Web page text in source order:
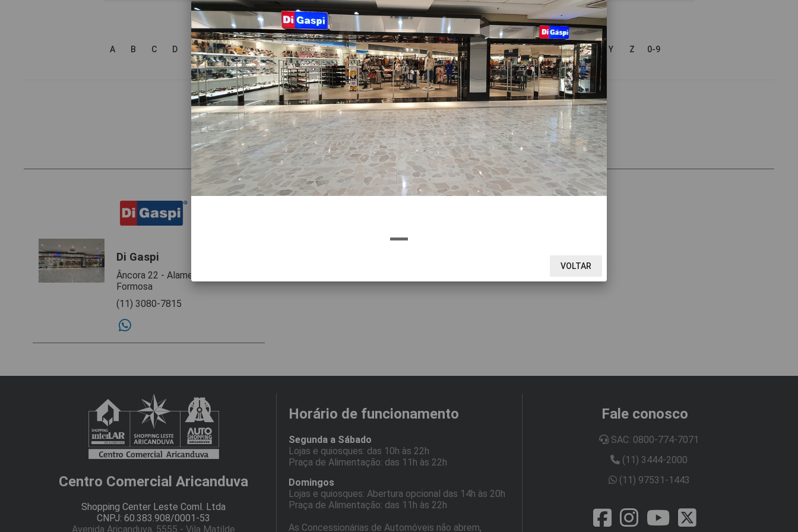
Ou encontre a loja pela letra inicial
A B C D E F G H I J K L M N O P Q R S T U V W X Y Z 0-9
VEJA O QUE ENCONTRAMOS
1
LOJAS
0
CINEMA
0
VITRINE
Di Gaspi
Âncora 22 - Alameda Vila
Formosa
(11) 3080-7815
Centro Comercial Aricanduva
Shopping Center Leste Coml. Ltda
CNPJ: 60.383.908/0001-53
Avenida Aricanduva, 5555 - Vila Matilde
Horário de funcionamento
Segunda a Sábado
Lojas e quiosques: das 10h às 22h
Praça de Alimentação: das 11h às 22h
Domingos
Lojas e quiosques: Abertura opcional das 14h às 20h
Praça de Alimentação: das 11h às 22h
As Concessionárias de Automóveis não abrem,
Fale conosco
SAC: 0800-774-7071
(11) 3444-2000
(11) 97531-1443
VOLTAR